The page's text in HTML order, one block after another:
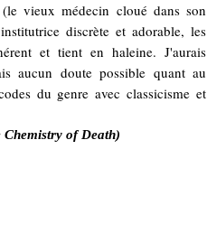
vieux médecin cloué dans son
discrète et adorable, les
et tient en haleine. J'aurais
aucun doute possible quant au
du genre avec classicisme et
Chemistry of Death)